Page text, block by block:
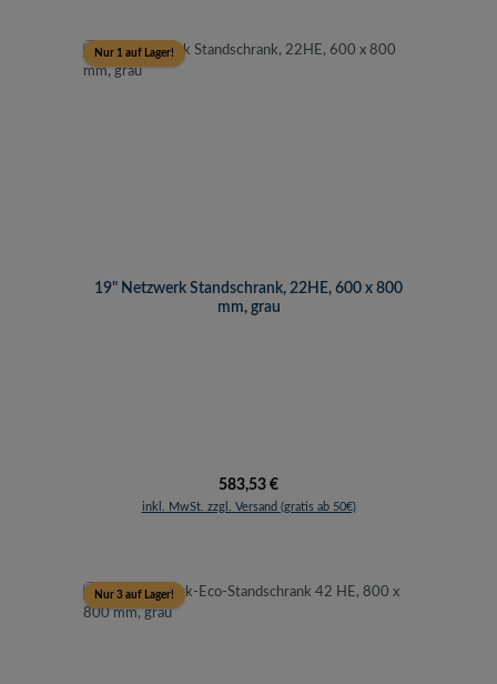
Nur 1 auf Lager!
19" Netzwerk Standschrank, 22HE, 600 x 800
mm, grau
Regulärer Preis:
583,53 €
inkl. MwSt. zzgl. Versand (gratis ab 50€)
Nur 3 auf Lager!